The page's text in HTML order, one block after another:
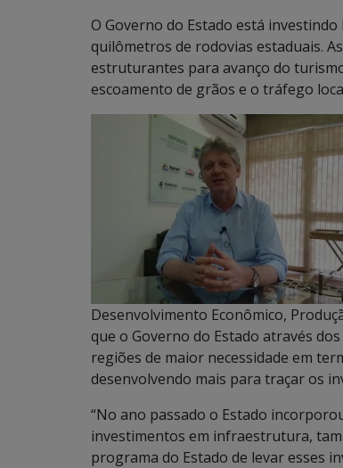
O Governo do Estado está
quilômetros de rodovias estaduais.
estruturantes para avanço do
escoamento de grãos e o tráfego
Desenvolvimento Econômico,
que o Governo do Estado através
regiões de maior necessidade em
desenvolvendo mais para traçar os
“No ano passado o Estado
investimentos em infraestrutura,
programa do Estado de levar esses